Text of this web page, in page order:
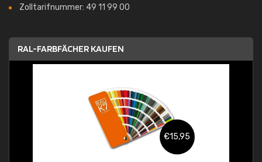
Zolltarifnummer: 49 11 99 00
RAL-FARBFÄCHER KAUFEN
€15,95